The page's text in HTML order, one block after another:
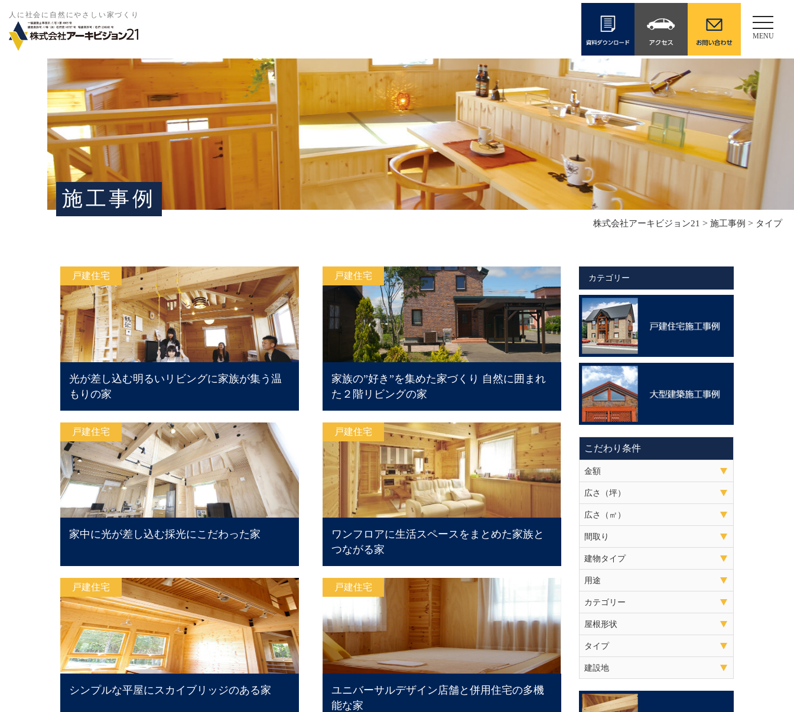
人に社会に自然にやさしい家づくり
Toggle
MENU
施工事例
株式会社アーキビジョン21 > 施工事例 > タイプ
戸建住宅
光が差し込む明るいリビングに家族が集う温
もりの家
戸建住宅
家族の”好き”を集めた家づくり 自然に囲まれ
た２階リビングの家
戸建住宅
家中に光が差し込む採光にこだわった家
戸建住宅
ワンフロアに生活スペースをまとめた家族と
つながる家
戸建住宅
シンプルな平屋にスカイブリッジのある家
戸建住宅
ユニバーサルデザイン店舗と併用住宅の多機
能な家
カテゴリー
こだわり条件
金額
広さ（坪）
広さ（㎡）
間取り
建物タイプ
用途
カテゴリー
屋根形状
タイプ
建設地